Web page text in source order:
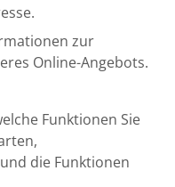
zur
Online-Angebots.
Funktionen Sie
die Funktionen